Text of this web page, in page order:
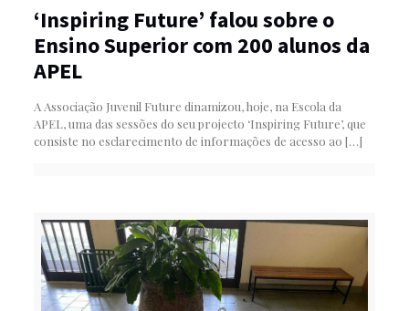
‘Inspiring Future’ falou sobre o
Ensino Superior com 200 alunos da
APEL
A Associação Juvenil Future dinamizou, hoje, na Escola da
APEL, uma das sessões do seu projecto ‘Inspiring Future’, que
consiste no esclarecimento de informações de acesso ao […]